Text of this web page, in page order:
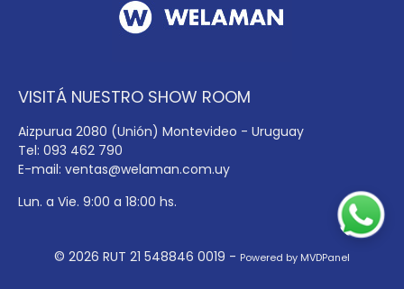
VISITÁ NUESTRO SHOW ROOM
Aizpurua 2080 (Unión) Montevideo - Uruguay
Tel: 093 462 790
E-mail: ventas@welaman.com.uy
Lun. a Vie. 9:00 a 18:00 hs.
© 2026 RUT 21 548846 0019 - Powered by MVDPanel